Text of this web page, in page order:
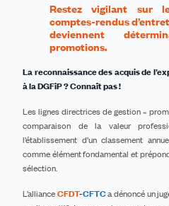
Restez vigilant sur
comptes-rendus
deviennent
promotions.
La reconnaissance des acquis de
à la DGFiP ? Connaît pas !
Les lignes directrices de gestion «
comparaison de la valeur
l’établissement d’un classement
comme élément fondamental et
sélection.
L’allianceCFDT-CFTCa dénoncé un